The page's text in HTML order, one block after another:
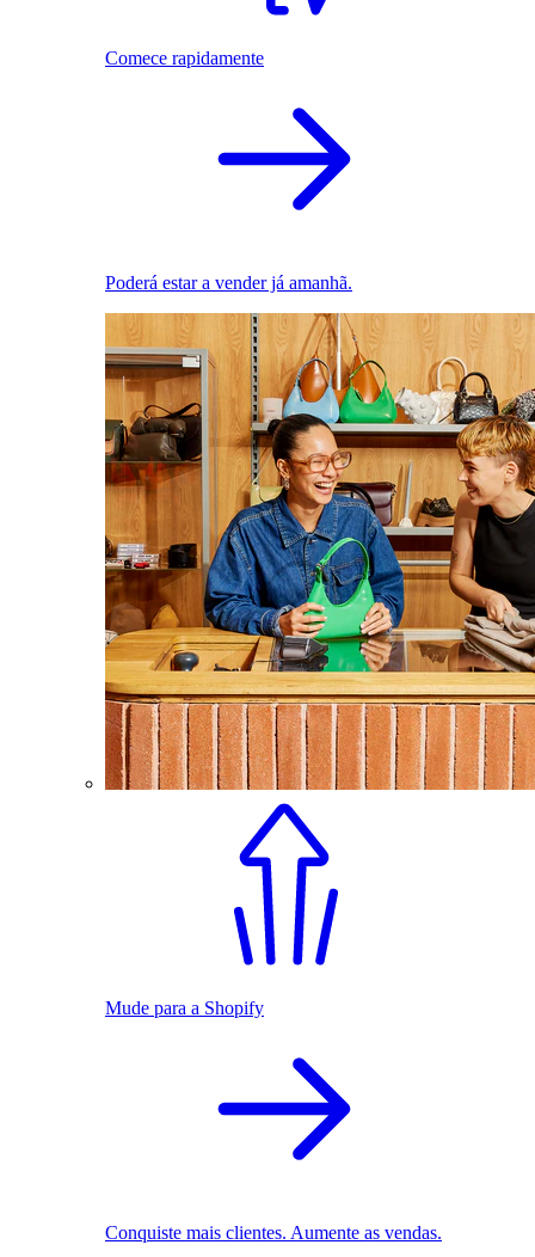
Comece rapidamente
Poderá estar a vender já amanhã.
Mude para a Shopify
Conquiste mais clientes. Aumente as vendas.